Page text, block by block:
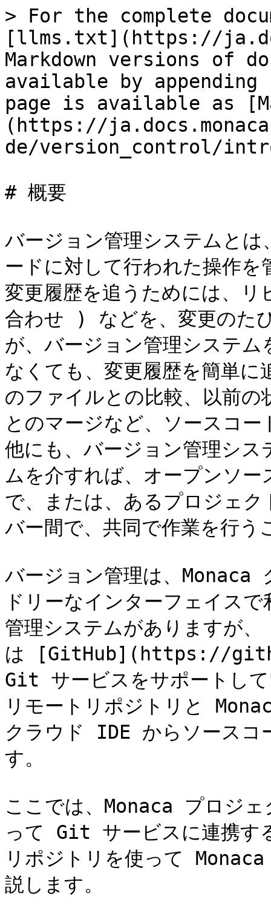
> For the complete
[llms.txt](https://
Markdown versions of
available by
page is available as
(https://
de/version_control/
# 概要
バージョン管理システムとは
ードに対して行われた操作
変更履歴を追うためには、
合わせ ) などを、変更のた
が、バージョン管理システ
なくても、変更履歴を簡単
のファイルとの比較、以前
とのマージなど、ソースコ
他にも、バージョン管理シ
ムを介すれば、オープンソ
で、または、あるプロジェ
バー間で、共同で作業を行う
バージョン管理は、
ドリーなインターフェイス
管理システムがありますが
は [GitHub](https://
Git サービスをサポートし
リモートリポジトリと
クラウド IDE からソースコ
す。
ここでは、Monaca プロジ
って Git サービスに連携す
リポジトリを使って
説します。